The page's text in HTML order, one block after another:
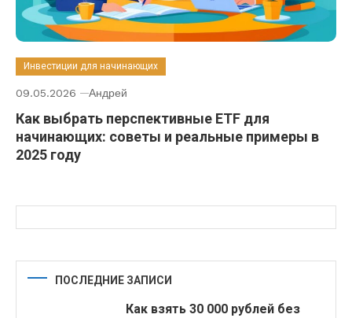
Инвестиции для начинающих
09.05.2026 Андрей
Как выбрать перспективные ETF для
начинающих: советы и реальные примеры в
2025 году
ПОСЛЕДНИЕ ЗАПИСИ
Как взять 30 000 рублей без